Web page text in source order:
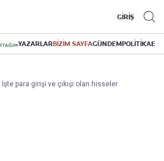
GİRİŞ
YAZARLARBİZİM SAYFAGÜNDEMPOLİTİKA
İşte para girişi ve çıkışı olan hisseler